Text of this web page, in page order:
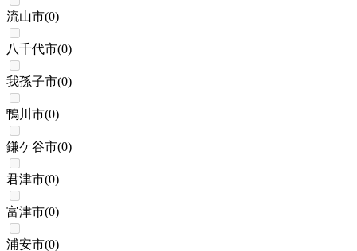
流山市(0)
八千代市(0)
我孫子市(0)
鴨川市(0)
鎌ケ谷市(0)
君津市(0)
富津市(0)
浦安市(0)